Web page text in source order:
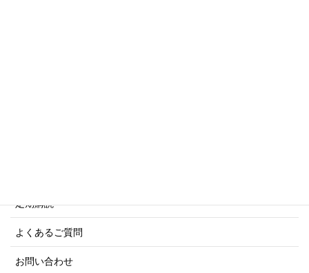
定期購読
よくあるご質問
お問い合わせ